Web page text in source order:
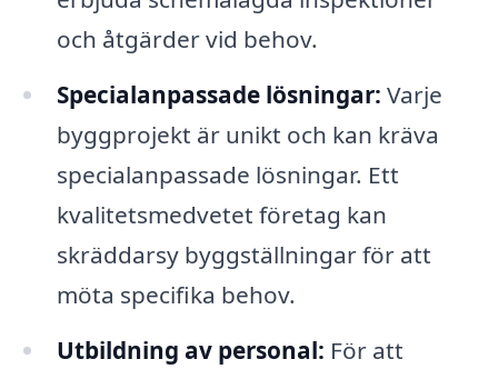
och åtgärder vid behov.
Specialanpassade lösningar: Varje
byggprojekt är unikt och kan kräva
specialanpassade lösningar. Ett
kvalitetsmedvetet företag kan
skräddarsy byggställningar för att
möta specifika behov.
Utbildning av personal: För att